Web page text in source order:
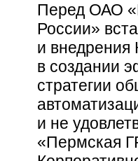
Перед ОАО
России»
и
в создании
стратегии
и не
«Пермская